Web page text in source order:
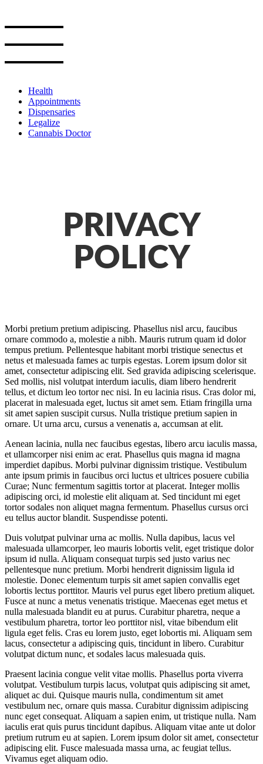
the
Health
Appointments
Dispensaries
Legalize
Cannabis Doctor
PRIVACY
POLICY
Morbi pretium pretium adipiscing. Phasellus nisl arcu, faucibus
ornare commodo a, molestie a nibh. Mauris rutrum quam id dolor
tempus pretium. Pellentesque habitant morbi tristique senectus et
netus et malesuada fames ac turpis egestas. Lorem ipsum dolor sit
amet, consectetur adipiscing elit. Sed gravida adipiscing scelerisque.
Sed mollis, nisl volutpat interdum iaculis, diam libero hendrerit
tellus, et dictum leo tortor nec nisi. In eu lacinia risus. Cras dolor mi,
placerat in malesuada eget, luctus sit amet sem. Etiam fringilla urna
sit amet sapien suscipit cursus. Nulla tristique pretium sapien in
ornare. Ut urna arcu, cursus a venenatis a, accumsan at elit.
Aenean lacinia, nulla nec faucibus egestas, libero arcu iaculis massa,
et ullamcorper nisi enim ac erat. Phasellus quis magna id magna
imperdiet dapibus. Morbi pulvinar dignissim tristique. Vestibulum
ante ipsum primis in faucibus orci luctus et ultrices posuere cubilia
Curae; Nunc fermentum sagittis tortor at placerat. Integer mollis
adipiscing orci, id molestie elit aliquam at. Sed tincidunt mi eget
tortor sodales non aliquet magna fermentum. Phasellus cursus orci
eu tellus auctor blandit. Suspendisse potenti.
Duis volutpat pulvinar urna ac mollis. Nulla dapibus, lacus vel
malesuada ullamcorper, leo mauris lobortis velit, eget tristique dolor
ipsum id nulla. Aliquam consequat turpis sed justo varius nec
pellentesque nunc pretium. Morbi hendrerit dignissim ligula id
molestie. Donec elementum turpis sit amet sapien convallis eget
lobortis lectus porttitor. Mauris vel purus eget libero pretium aliquet.
Fusce at nunc a metus venenatis tristique. Maecenas eget metus et
nulla malesuada blandit eu at purus. Curabitur pharetra, neque a
vestibulum pharetra, tortor leo porttitor nisl, vitae bibendum elit
ligula eget felis. Cras eu lorem justo, eget lobortis mi. Aliquam sem
lacus, consectetur a adipiscing quis, tincidunt in libero. Curabitur
volutpat dictum nunc, et sodales lacus malesuada quis.
Praesent lacinia congue velit vitae mollis. Phasellus porta viverra
volutpat. Vestibulum turpis lacus, volutpat quis adipiscing sit amet,
aliquet ac dui. Quisque mauris nulla, condimentum sit amet
vestibulum nec, ornare quis massa. Curabitur dignissim adipiscing
nunc eget consequat. Aliquam a sapien enim, ut tristique nulla. Nam
iaculis erat quis purus tincidunt dapibus. Aliquam vitae ante ut dolor
pretium rutrum eu at sapien. Lorem ipsum dolor sit amet, consectetur
adipiscing elit. Fusce malesuada massa urna, ac feugiat tellus.
Vivamus eget aliquam odio.